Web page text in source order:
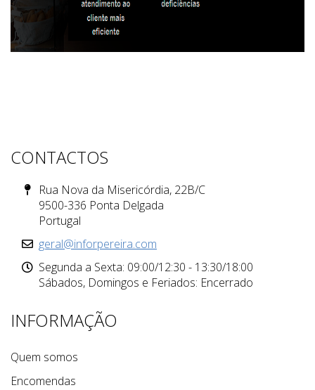
CONTACTOS
Rua Nova da Misericórdia, 22B/C
9500-336 Ponta Delgada
Portugal
geral@inforpereira.com
Segunda a Sexta: 09:00/12:30 - 13:30/18:00
Sábados, Domingos e Feriados: Encerrado
INFORMAÇÃO
Quem somos
Encomendas